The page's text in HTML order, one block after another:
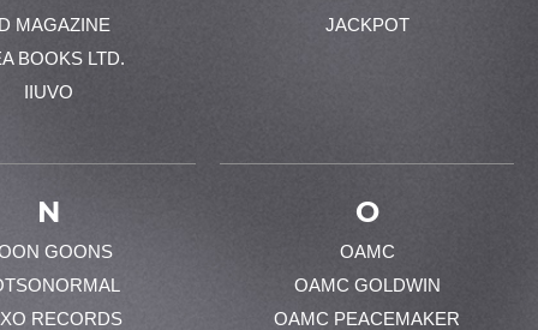
MAGAZINE
BOOKS LTD.
IIUVO
JACKPOT
N
GOONS
RECORDS
O
OAMC
OAMC GOLDWIN
OAMC PEACEMAKER